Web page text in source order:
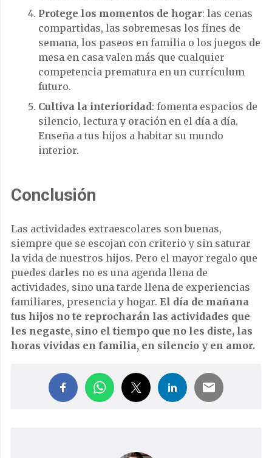
Protege los momentos de hogar: las cenas
compartidas, las sobremesas los fines de
semana, los paseos en familia o los juegos de
mesa en casa valen más que cualquier
competencia prematura en un currículum
futuro.
Cultiva la interioridad: fomenta espacios de
silencio, lectura y oración en el día a día.
Enseña a tus hijos a habitar su mundo
interior.
Conclusión
Las actividades extraescolares son buenas,
siempre que se escojan con criterio y sin saturar
la vida de nuestros hijos. Pero el mayor regalo que
puedes darles no es una agenda llena de
actividades, sino una tarde llena de experiencias
familiares, presencia y hogar. El día de mañana
tus hijos no te reprocharán las actividades que
les negaste, sino el tiempo que no les diste, las
horas vividas en familia, en silencio y en amor.